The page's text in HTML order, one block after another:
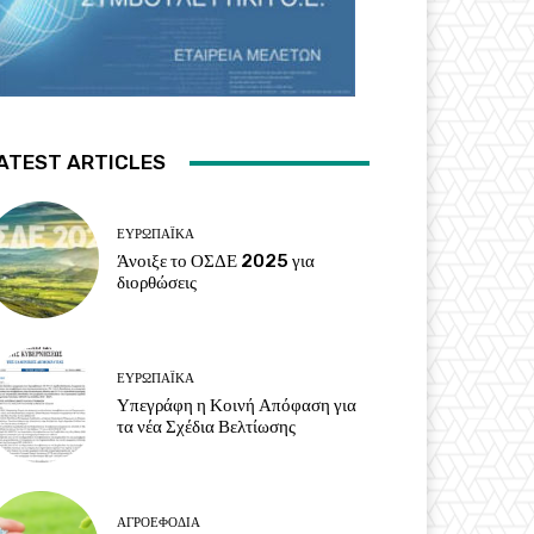
ARTICLES
ΕΥΡΩΠΑΪΚΆ
Άνοιξε το ΟΣΔΕ 2025 για
διορθώσεις
ΕΥΡΩΠΑΪΚΆ
Υπεγράφη η Κοινή Απόφαση για
τα νέα Σχέδια Βελτίωσης
ΑΓΡΟΕΦΌΔΙΑ